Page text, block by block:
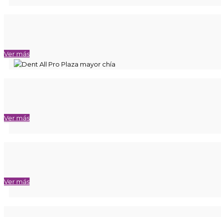
Ver más
Ver más
Ver más